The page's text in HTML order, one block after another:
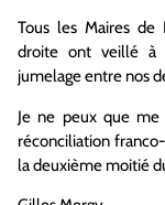
Tous les Maires de
droite ont veillé à
jumelage entre nos
Je ne peux que
réconciliation
la deuxième moitié